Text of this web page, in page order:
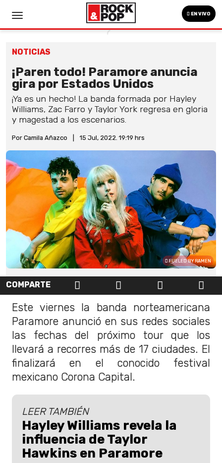
EN VIVO
NOTICIAS
¡Paren todo! Paramore anuncia
gira por Estados Unidos
¡Ya es un hecho! La banda formada por Hayley
Williams, Zac Farro y Taylor York regresa en gloria
y magestad a los escenarios.
Por Camila Añazco 15 Jul, 2022. 19:19 hrs
FUELED BY RAMEN
COMPARTE
Este viernes la banda norteamericana
Paramore anunció en sus redes sociales
las fechas del próximo tour que los
llevará a recorres más de 17 ciudades. El
finalizará en el conocido festival
mexicano Corona Capital.
LEER TAMBIÉN
Hayley Williams revela la
influencia de Taylor
Hawkins en Paramore